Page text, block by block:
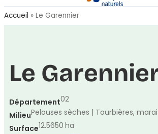
Accueil » Le Garennier
Le
Département02
MilieuPelouses sèches | Tourbières,
Surface12.5650 ha